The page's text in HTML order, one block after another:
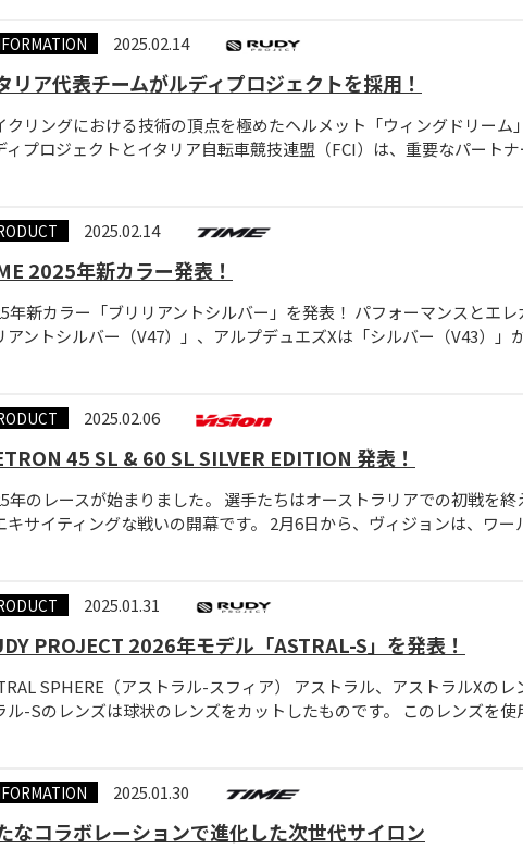
2025.02.14
リア代表チームがルディプロジェクトを採用！
クリングにおける技術の頂点を極めたヘルメット「ウィングドリーム
ィプロジェクトとイタリア自転車競技連盟（FCI）は、重要なパートナ
2025.02.14
2025年新カラー発表！
年新カラー「ブリリアントシルバー」を発表！ パフォーマンスとエ
アントシルバー（V47）」、アルプデュエズXは「シルバー（V43）」
2025.02.06
45 SL & 60 SL SILVER EDITION 発表！
年のレースが始まりました。 選手たちはオーストラリアでの初戦を
キサイティングな戦いの開幕です。 2月6日から、ヴィジョンは、ワー
2025.01.31
PROJECT 2026年モデル「ASTRAL-S」を発表！
SPHERE（アストラル-スフィア） アストラル、アストラルXの
ル-Sのレンズは球状のレンズをカットしたものです。 このレンズを使
2025.01.30
なコラボレーションで進化した次世代サイロン